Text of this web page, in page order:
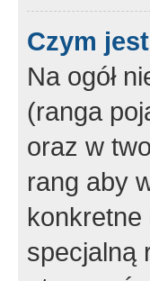
Czym
Na ogół
(ranga
oraz w
rang aby
specjalną